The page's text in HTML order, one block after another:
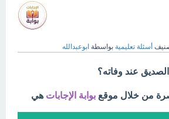
أسئلة تعليمية بواسطة ابوعبدالله
عند وفاته؟
من خلال موقع بوابة الإجابات هي